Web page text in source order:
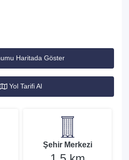
Haritada Göster
Yol Tarifi Al
Şehir Merkezi